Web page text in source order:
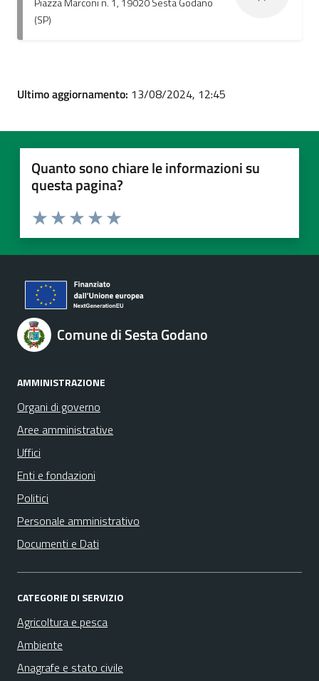
(SP)
Ultimo aggiornamento: 13/08/2024, 12:45
Quanto sono chiare le informazioni su
questa pagina?
Valuta 5 stelle su 5
Valuta 4 stelle su 5
Valuta 3 stelle su 5
Valuta 2 stelle su 5
Valuta 1 stelle su 5
Comune di Sesta Godano
AMMINISTRAZIONE
Organi di governo
Aree amministrative
Uffici
Enti e fondazioni
Politici
Personale amministrativo
Documenti e Dati
CATEGORIE DI SERVIZIO
Agricoltura e pesca
Ambiente
Anagrafe e stato civile